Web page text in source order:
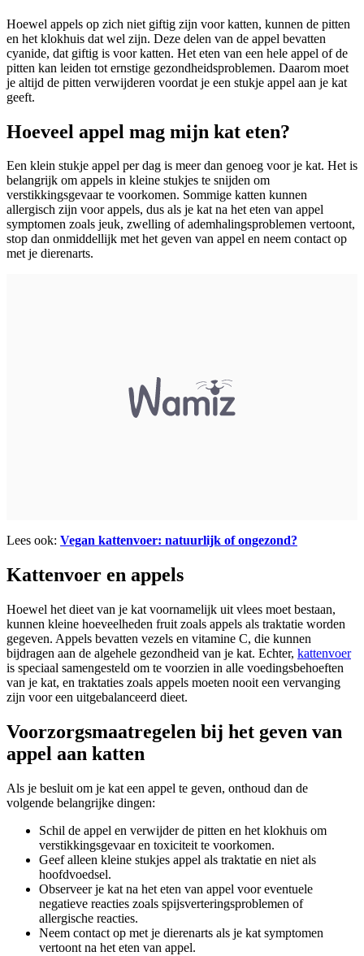
Hoewel appels op zich niet giftig zijn voor katten, kunnen de pitten
en het klokhuis dat wel zijn. Deze delen van de appel bevatten
cyanide, dat giftig is voor katten. Het eten van een hele appel of de
pitten kan leiden tot ernstige gezondheidsproblemen. Daarom moet
je altijd de pitten verwijderen voordat je een stukje appel aan je kat
geeft.
Hoeveel appel mag mijn kat eten?
Een klein stukje appel per dag is meer dan genoeg voor je kat. Het is
belangrijk om appels in kleine stukjes te snijden om
verstikkingsgevaar te voorkomen. Sommige katten kunnen
allergisch zijn voor appels, dus als je kat na het eten van appel
symptomen zoals jeuk, zwelling of ademhalingsproblemen vertoont,
stop dan onmiddellijk met het geven van appel en neem contact op
met je dierenarts.
Lees ook: Vegan kattenvoer: natuurlijk of ongezond?
Kattenvoer en appels
Hoewel het dieet van je kat voornamelijk uit vlees moet bestaan,
kunnen kleine hoeveelheden fruit zoals appels als traktatie worden
gegeven. Appels bevatten vezels en vitamine C, die kunnen
bijdragen aan de algehele gezondheid van je kat. Echter, kattenvoer
is speciaal samengesteld om te voorzien in alle voedingsbehoeften
van je kat, en traktaties zoals appels moeten nooit een vervanging
zijn voor een uitgebalanceerd dieet.
Voorzorgsmaatregelen bij het geven van
appel aan katten
Als je besluit om je kat een appel te geven, onthoud dan de
volgende belangrijke dingen:
Schil de appel en verwijder de pitten en het klokhuis om
verstikkingsgevaar en toxiciteit te voorkomen.
Geef alleen kleine stukjes appel als traktatie en niet als
hoofdvoedsel.
Observeer je kat na het eten van appel voor eventuele
negatieve reacties zoals spijsverteringsproblemen of
allergische reacties.
Neem contact op met je dierenarts als je kat symptomen
vertoont na het eten van appel.